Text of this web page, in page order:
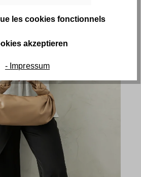
les cookies fonctionnels
akzeptieren
- Impressum